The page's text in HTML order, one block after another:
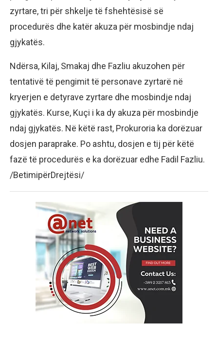
zyrtare, tri për shkelje të fshehtësisë së
procedurës dhe katër akuza për mosbindje ndaj
gjykatës.
Ndërsa, Kilaj, Smakaj dhe Fazliu akuzohen për
tentativë të pengimit të personave zyrtarë në
kryerjen e detyrave zyrtare dhe mosbindje ndaj
gjykatës. Kurse, Kuçi i ka dy akuza për mosbindje
ndaj gjykatës. Në këtë rast, Prokuroria ka dorëzuar
dosjen paraprake. Po ashtu, dosjen e tij për këtë
fazë të procedurës e ka dorëzuar edhe Fadil Fazliu.
/BetimipërDrejtësi/